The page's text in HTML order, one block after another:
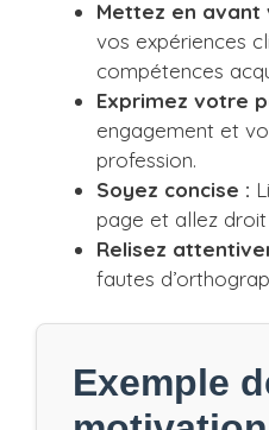
Mettez en avant
vos expériences
compétences
Exprimez votre
engagement et
profession.
Soyez concise :
page et allez droit
Relisez
fautes
Exemple